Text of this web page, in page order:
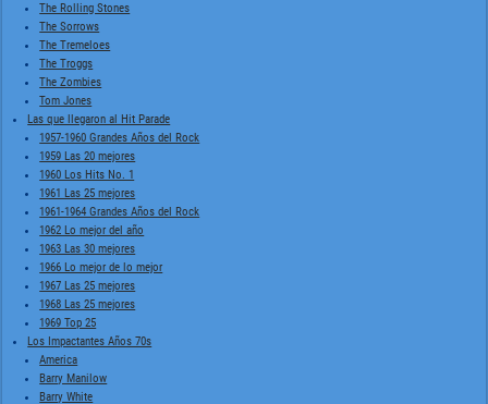
The Rolling Stones
The Sorrows
The Tremeloes
The Troggs
The Zombies
Tom Jones
Las que llegaron al Hit Parade
1957-1960 Grandes Años del Rock
1959 Las 20 mejores
1960 Los Hits No. 1
1961 Las 25 mejores
1961-1964 Grandes Años del Rock
1962 Lo mejor del año
1963 Las 30 mejores
1966 Lo mejor de lo mejor
1967 Las 25 mejores
1968 Las 25 mejores
1969 Top 25
Los Impactantes Años 70s
America
Barry Manilow
Barry White